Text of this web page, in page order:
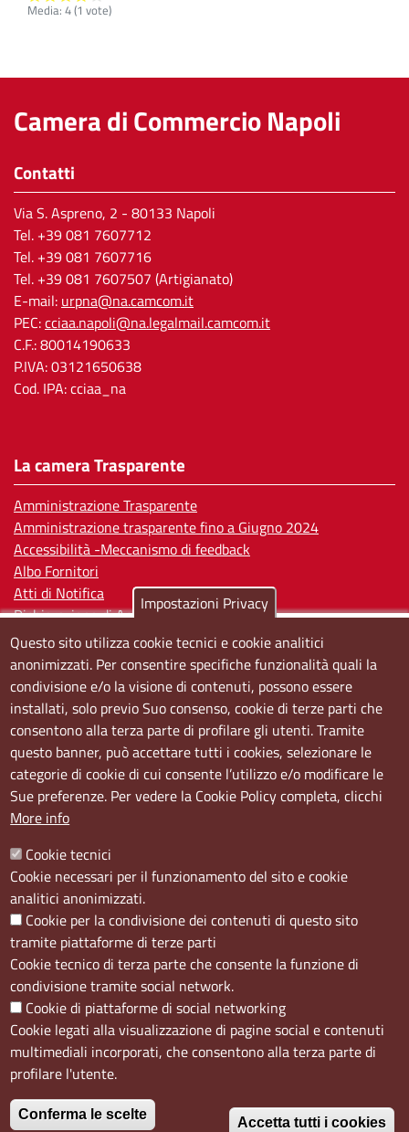
Media: 4(1 vote)
Camera di Commercio Napoli
Contatti
Via S. Aspreno, 2 - 80133 Napoli
Tel. +39 081 7607712
Tel. +39 081 7607716
Tel. +39 081 7607507 (Artigianato)
E-mail: urpna@na.camcom.it
PEC:cciaa.napoli@na.legalmail.camcom.it
C.F.: 80014190633
P.IVA: 03121650638
Cod. IPA: cciaa_na
La camera Trasparente
Amministrazione Trasparente
Amministrazione trasparente fino a Giugno 2024
Accessibilità -Meccanismo di feedback
Albo Fornitori
Atti di Notifica
Dichiarazione di Accessibilità
Sedi e orari
Sede Centrale:
Via S. Aspreno, 2, 80133 Napoli NA
Sede Secondaria:
Corso Meridionale, 58 80143 Napoli NA
Orari
Il venerdì dalle ore 8.50 alle ore 11.00
Social
Menù privacy
Cookie Note Legali Accesso riservato
Impostazioni Privacy
Questo sito utilizza cookie tecnici e cookie analitici
anonimizzati. Per consentire specifiche funzionalità quali la
condivisione e/o la visione di contenuti, possono essere
installati, solo previo Suo consenso, cookie di terze parti che
consentono alla terza parte di profilare gli utenti. Tramite
questo banner, può accettare tutti i cookies, selezionare le
categorie di cookie di cui consente l’utilizzo e/o modificare le
Sue preferenze. Per vedere la Cookie Policy completa, clicchi
More info
Cookie tecnici
Cookie necessari per il funzionamento del sito e cookie
analitici anonimizzati.
Cookie per la condivisione dei contenuti di questo sito
tramite piattaforme di terze parti
Cookie tecnico di terza parte che consente la funzione di
condivisione tramite social network.
Cookie di piattaforme di social networking
Cookie legati alla visualizzazione di pagine social e contenuti
multimediali incorporati, che consentono alla terza parte di
profilare l'utente.
Conferma le scelte
Accetta tutti i cookies